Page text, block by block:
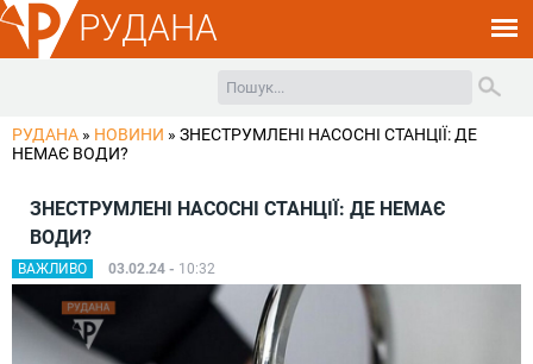
РУДАНА
РУДАНА » НОВИНИ » ЗНЕСТРУМЛЕНІ НАСОСНІ СТАНЦІЇ: ДЕ
НЕМАЄ ВОДИ?
ЗНЕСТРУМЛЕНІ НАСОСНІ СТАНЦІЇ: ДЕ НЕМАЄ
ВОДИ?
ВАЖЛИВО 03.02.24 - 10:32